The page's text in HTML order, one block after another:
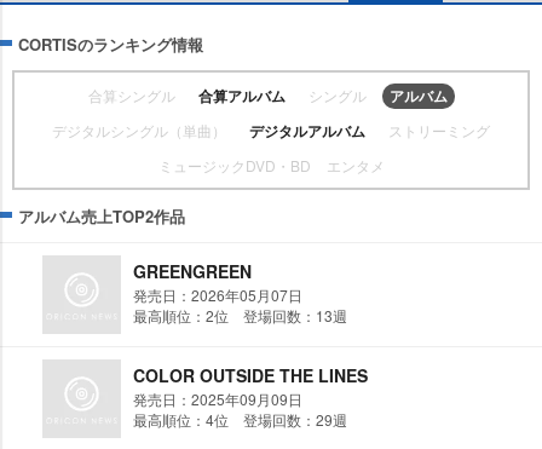
CORTISのランキング情報
合算シングル 合算アルバム シングル アルバム
デジタルシングル（単曲） デジタルアルバム
ストリーミング
ミュージックDVD・BD
エンタメ
アルバム売上TOP2作品
GREENGREEN
発売日：2026年05月07日
最高順位：2位 登場回数：13週
COLOR OUTSIDE THE LINES
発売日：2025年09月09日
最高順位：4位 登場回数：29週